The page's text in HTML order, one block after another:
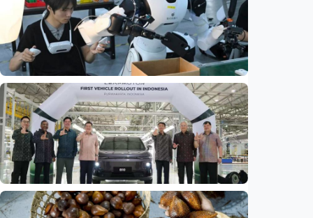
Biaya usaha naik, perusahaan Singapura
justru lirik Indonesia untuk perluas bisnis
Indonesia•07 Aug 2026
Ekonomi
Fokus Berita – Dari Kereta Cepat Jakarta-
Bandung hingga AI, ini alasan citra China
menguat di dunia
Indonesia •07 Aug 2026
Ekonomi